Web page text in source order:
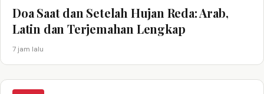
Doa Saat dan Setelah Hujan Reda: Arab,
Latin dan Terjemahan Lengkap
7 jam lalu